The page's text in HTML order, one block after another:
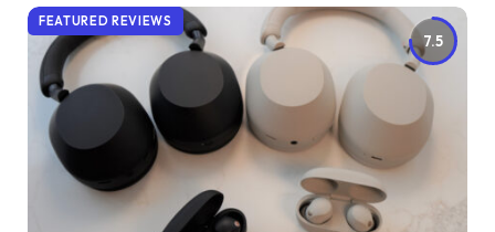
7.5
FEATURED REVIEWS